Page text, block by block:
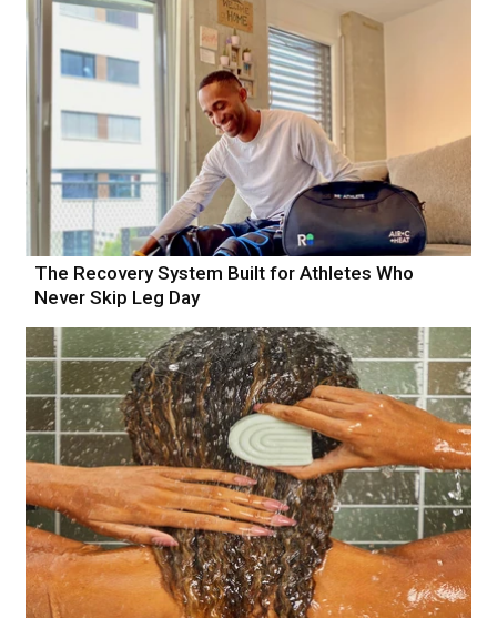
The Recovery System Built for Athletes Who
Never Skip Leg Day